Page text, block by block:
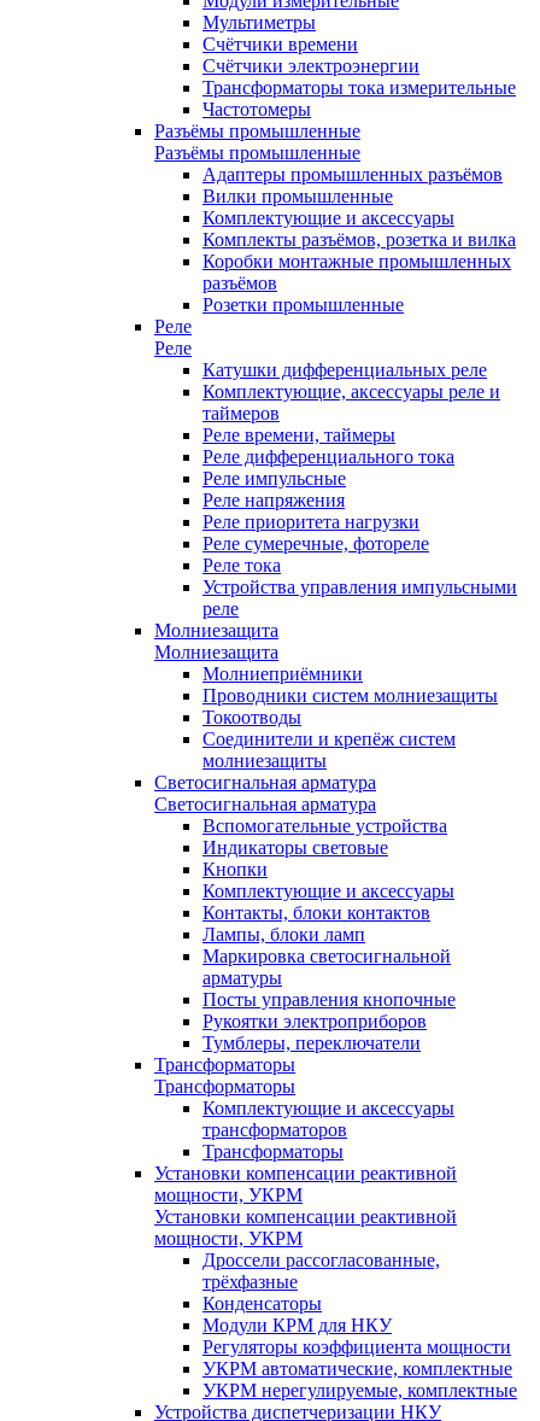
Мультиметры
Счётчики времени
Счётчики электроэнергии
Трансформаторы тока измерительные
Частотомеры
Разъёмы промышленные
Разъёмы промышленные
Адаптеры промышленных разъёмов
Вилки промышленные
Комплектующие и аксессуары
Комплекты разъёмов, розетка и вилка
Коробки монтажные промышленных
разъёмов
Розетки промышленные
Реле
Реле
Катушки дифференциальных реле
Комплектующие, аксессуары реле и
таймеров
Реле времени, таймеры
Реле дифференциального тока
Реле импульсные
Реле напряжения
Реле приоритета нагрузки
Реле сумеречные, фотореле
Реле тока
Устройства управления импульсными
реле
Молниезащита
Молниезащита
Молниеприёмники
Проводники систем молниезащиты
Токоотводы
Соединители и крепёж систем
молниезащиты
Светосигнальная арматура
Светосигнальная арматура
Вспомогательные устройства
Индикаторы световые
Кнопки
Комплектующие и аксессуары
Контакты, блоки контактов
Лампы, блоки ламп
Маркировка светосигнальной
арматуры
Посты управления кнопочные
Рукоятки электроприборов
Тумблеры, переключатели
Трансформаторы
Трансформаторы
Комплектующие и аксессуары
трансформаторов
Трансформаторы
Установки компенсации реактивной
мощности, УКРМ
Установки компенсации реактивной
мощности, УКРМ
Дроссели рассогласованные,
трёхфазные
Конденсаторы
Модули КРМ для НКУ
Регуляторы коэффициента мощности
УКРМ автоматические, комплектные
УКРМ нерегулируемые, комплектные
Устройства диспетчеризации НКУ